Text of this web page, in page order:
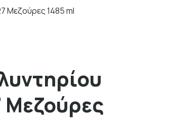
Μεζούρες 1485 ml
Μεζούρες